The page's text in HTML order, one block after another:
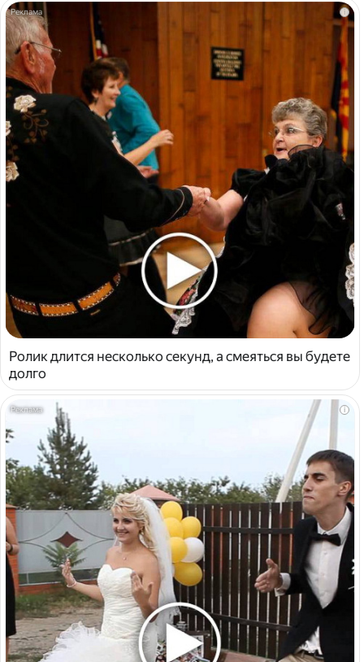
i
Ролик длится несколько секунд, а смеяться вы будете
долго
i